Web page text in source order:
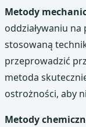
Metody
oddziaływaniu
stosowaną
przeprowadzić
metoda
ostrożności, aby
Metody